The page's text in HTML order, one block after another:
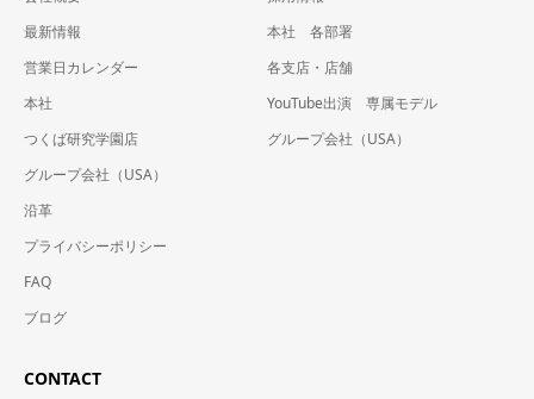
最新情報
営業日カレンダー
本社
つくば研究学園店
グループ会社（USA）
沿革
プライバシーポリシー
FAQ
ブログ
本社 各部署
各支店・店舗
YouTube出演 専属モデル
グループ会社（USA）
CONTACT